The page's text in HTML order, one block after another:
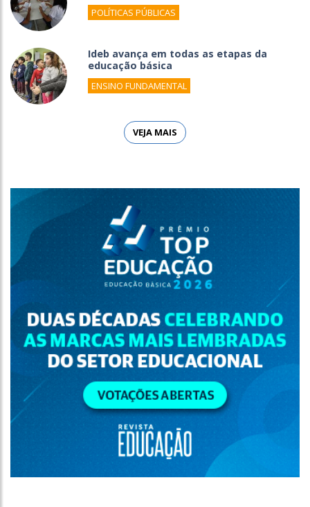
POLÍTICAS PÚBLICAS
Ideb avança em todas as etapas da
educação básica
ENSINO FUNDAMENTAL
VEJA MAIS